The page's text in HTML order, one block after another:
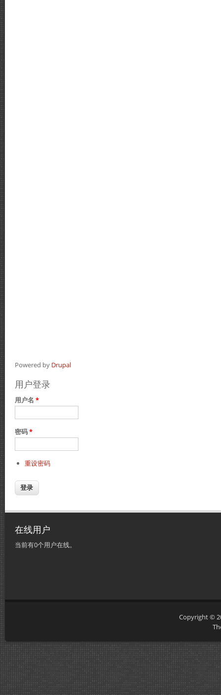
Powered by Drupal
用户登录
用户名 *
密码*
重设密码
在线用户
当前有0个用户在线。
Copyright ©